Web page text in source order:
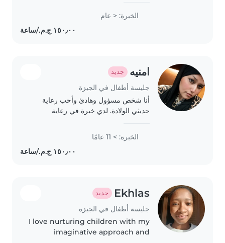
القصص معهم والمساعدة في أداء
واجباتهم المدرسية. مستعدة للتواصل
الخبرة: < عام
امنيه جديد
جليسة أطفال في الجيزة
أنا شخص مسؤول وهادئ وأحب رعاية
حديثي الولادة. لدي خبرة في رعاية
الحفاضات، تحضير الرضعات، تحميم
الطفل، والاهتمام بنظافته وراحته. أتعامل
الخبرة: > 11 عامًا
Ekhlas جديد
جليسة أطفال في الجيزة
I love nurturing children with my
imaginative approach and